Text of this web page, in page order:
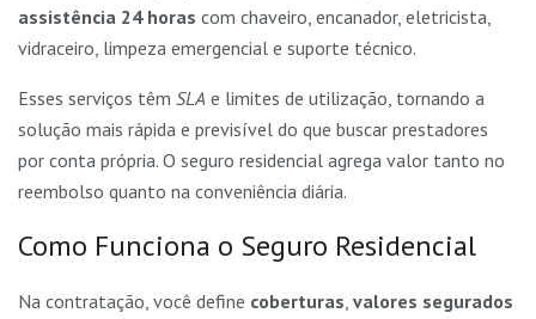
assistência 24 horas com chaveiro, encanador, eletricista,
vidraceiro, limpeza emergencial e suporte técnico.
Esses serviços têm SLA e limites de utilização, tornando a
solução mais rápida e previsível do que buscar prestadores
por conta própria. O seguro residencial agrega valor tanto no
reembolso quanto na conveniência diária.
Como Funciona o Seguro Residencial
Na contratação, você define coberturas, valores segurados